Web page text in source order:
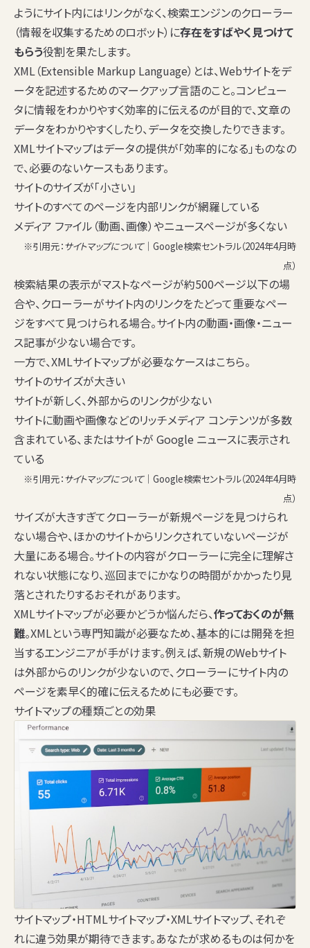
ようにサイト内にはリンクがなく、検索エンジンのクローラー
（情報を収集するためのロボット）に存在をすばやく見つけて
もらう役割を果たします。
XML（Extensible Markup Language）とは、Webサイトをデ
ータを記述するためのマークアップ言語のこと。コンピュー
タに情報をわかりやすく効率的に伝えるのが目的で、文章の
データをわかりやすくしたり、データを交換したりできます。
XMLサイトマップはデータの提供が「効率的になる」ものなの
で、必要のないケースもあります。
サイトのサイズが「小さい」
サイトのすべてのページを内部リンクが網羅している
メディア ファイル（動画、画像）やニュースページが多くない
※引用元：サイトマップについて｜Google検索セントラル（2024年4月時
点）
検索結果の表示がマストなページが約500ページ以下の場
合や、クローラーがサイト内のリンクをたどって重要なペー
ジをすべて見つけられる場合。サイト内の動画・画像・ニュー
ス記事が少ない場合です。
一方で、XMLサイトマップが必要なケースはこちら。
サイトのサイズが大きい
サイトが新しく、外部からのリンクが少ない
サイトに動画や画像などのリッチメディア コンテンツが多数
含まれている、またはサイトが Google ニュースに表示され
ている
※引用元：サイトマップについて｜Google検索セントラル（2024年4月時
点）
サイズが大きすぎてクローラーが新規ページを見つけられ
ない場合や、ほかのサイトからリンクされていないページが
大量にある場合。サイトの内容がクローラーに完全に理解さ
れない状態になり、巡回までにかなりの時間がかかったり見
落とされたりするおそれがあります。
XMLサイトマップが必要かどうか悩んだら、作っておくのが無
難。XMLという専門知識が必要なため、基本的には開発を担
当するエンジニアが手がけます。例えば、新規のWebサイト
は外部からのリンクが少ないので、クローラーにサイト内の
ページを素早く的確に伝えるためにも必要です。
サイトマップの種類ごとの効果
サイトマップ・HTMLサイトマップ・XMLサイトマップ、それぞ
れに違う効果が期待できます。あなたが求めるものは何かを